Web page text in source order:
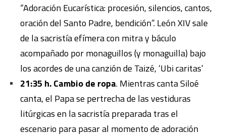
“Adoración Eucarística: procesión, silencios, cantos,
oración del Santo Padre, bendición”. León XIV sale
de la sacristía efímera con mitra y báculo
acompañado por monaguillos (y monaguilla) bajo
los acordes de una canzión de Taizé, ‘Ubi caritas’
21:35 h. Cambio de ropa. Mientras canta Siloé
canta, el Papa se pertrecha de las vestiduras
litúrgicas en la sacristía preparada tras el
escenario para pasar al momento de adoración